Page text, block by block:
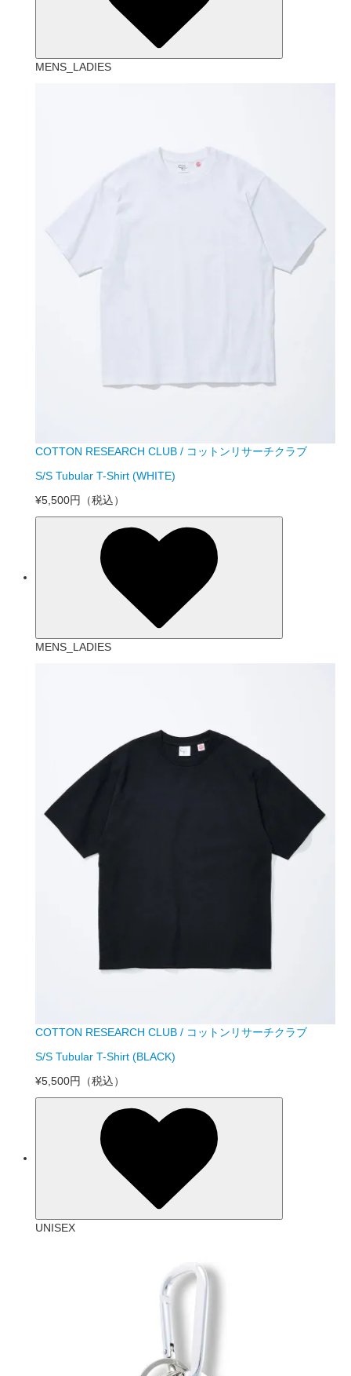
MENS_LADIES
COTTON RESEARCH CLUB / コットンリサーチクラブ
S/S Tubular T-Shirt (WHITE)
¥5,500円
（税込）
MENS_LADIES
COTTON RESEARCH CLUB / コットンリサーチクラブ
S/S Tubular T-Shirt (BLACK)
¥5,500円
（税込）
UNISEX